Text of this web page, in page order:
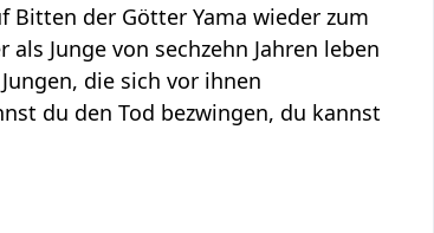
Bitten der Götter Yama wieder zum
Junge von sechzehn Jahren leben
die sich vor ihnen
du den Tod bezwingen, du kannst